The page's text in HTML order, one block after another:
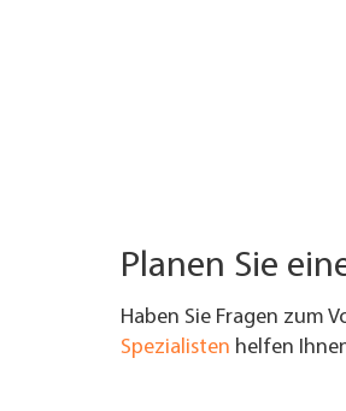
Planen Sie
Haben Sie Fragen zum
Spezialisten helfen